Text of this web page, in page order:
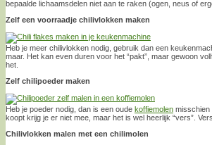
bepaalde lichaamsdelen niet aan te raken (ogen, neus of
Zelf een voorraadje chilivlokken maken
Heb je meer chilivlokken nodig, gebruik dan een
maar. Het kan even duren voor het “pakt”, maar gewoon
het.
Zelf chilipoeder maken
Heb je poeder nodig, dan is een oude koffiemolen misschien
koopt krijg je er niet mee, maar het is wel heerlijk “vers”.
Chilivlokken malen met een chilimolen